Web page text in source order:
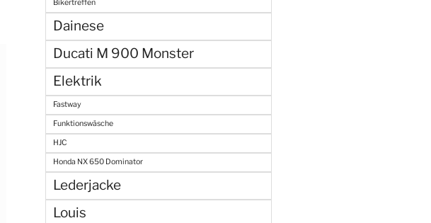
Bikertreffen
Dainese
Ducati M 900 Monster
Elektrik
Fastway
Funktionswäsche
HJC
Honda NX 650 Dominator
Lederjacke
Louis